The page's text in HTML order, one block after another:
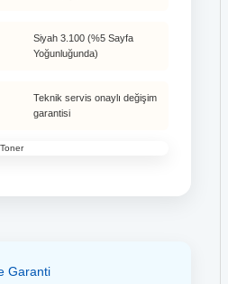
Siyah 3.100 (%5 Sayfa
Yoğunluğunda)
Teknik servis onaylı değişim
garantisi
Garanti